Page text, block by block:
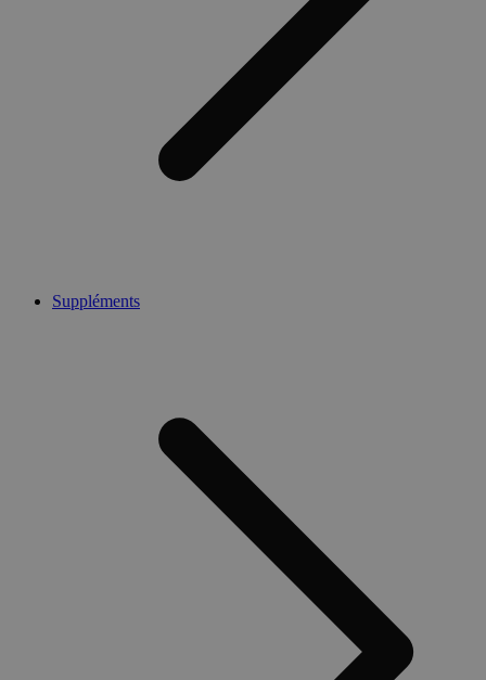
Suppléments